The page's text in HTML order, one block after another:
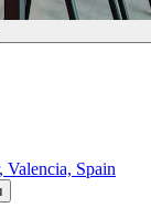
Valencia, Spain